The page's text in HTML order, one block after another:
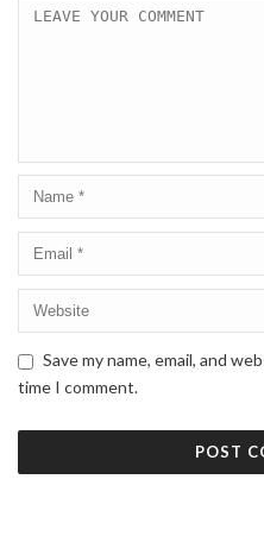
Save my name, email, and
time I comment.